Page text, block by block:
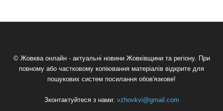
© Жовква онлайн - актуальні новини Жовківщини та регіону. При
повному або частковому копіювання матеріалів відкрите для
пошукових систем посилання обов'язкове!
Зконтактуйтеся з нами: vzhovkvi@gmail.com